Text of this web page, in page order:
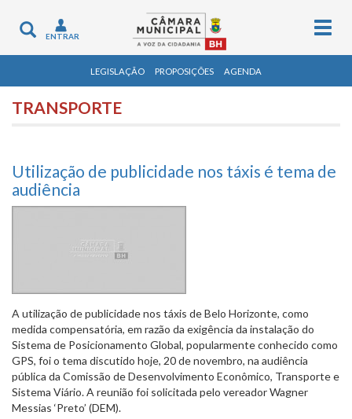
Toggle
navigation
ENTRAR
LEGISLAÇÃO PROPOSIÇÕES AGENDA
TRANSPORTE
Utilização de publicidade nos táxis é tema de
audiência
A utilização de publicidade nos táxis de Belo Horizonte, como
medida compensatória, em razão da exigência da instalação do
Sistema de Posicionamento Global, popularmente conhecido como
GPS, foi o tema discutido hoje, 20 de novembro, na audiência
pública da Comissão de Desenvolvimento Econômico, Transporte e
Sistema Viário. A reunião foi solicitada pelo vereador Wagner
Messias ‘Preto’ (DEM).